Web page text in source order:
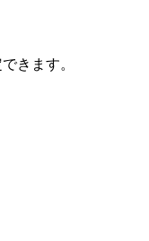
きます。